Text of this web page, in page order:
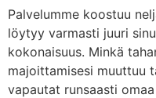
Palvelumme koostuu
löytyy varmasti juuri
kokonaisuus. Minkä
majoittamisesi muuttuu
vapautat runsaasti